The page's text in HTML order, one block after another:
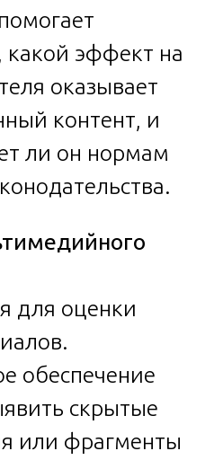
какой эффект на
оказывает
контент, и
ли он нормам
для оценки
обеспечение
скрытые
или фрагменты